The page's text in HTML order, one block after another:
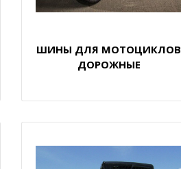
ШИНЫ ДЛЯ МОТОЦИКЛОВ
ДОРОЖНЫЕ